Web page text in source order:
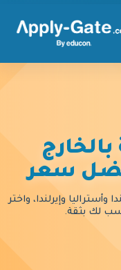
سعر
وأستراليا وإيرلندا، واختر
لك بثقة.